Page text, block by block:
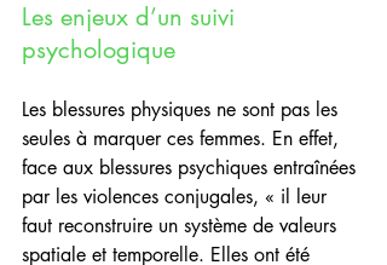
Les enjeux d’un suivi
psychologique
Les blessures physiques ne sont pas les
seules à marquer ces femmes. En effet,
face aux blessures psychiques entraînées
par les violences conjugales, « il leur
faut reconstruire un système de valeurs
spatiale et temporelle. Elles ont été